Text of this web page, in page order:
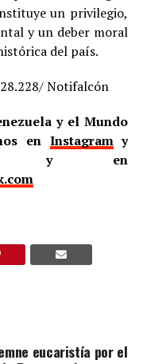
un privilegio,
y un deber moral
del país.
Notifalcón
y el Mundo
en Instagramy
en
eucaristía por el